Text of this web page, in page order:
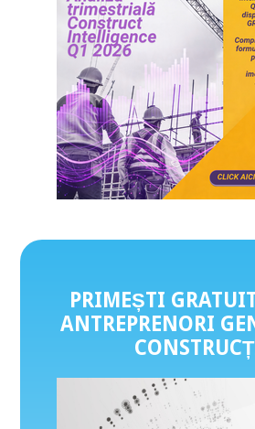
PRIMEȘTI
ANTREPRENORI